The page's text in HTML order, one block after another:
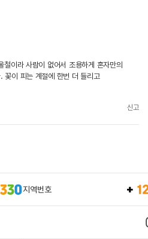
이라 사람이 없어서 조용하게 혼자만의
꽃이 피는 계절에 한번 더 들리고
신고
지역번호